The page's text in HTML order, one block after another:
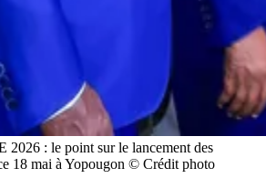
2026 : le point sur le lancement des
18 mai à Yopougon © Crédit photo